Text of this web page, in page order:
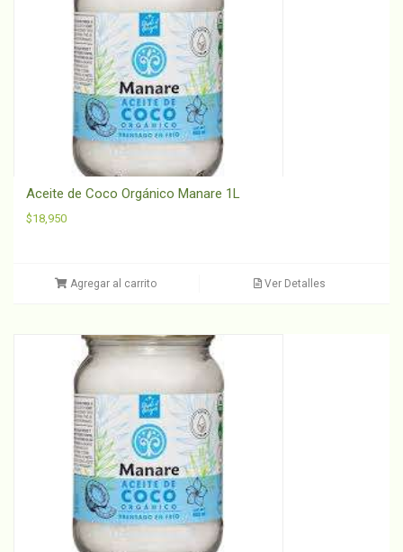
Aceite de Coco Orgánico Manare 1L
$18,950
Agregar al carrito Ver Detalles